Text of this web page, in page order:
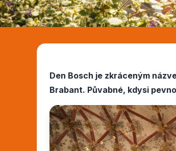
Den Bosch je zkráceným
Brabant. Půvabné, kdysi